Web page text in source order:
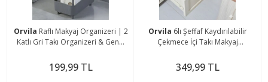
Orvila Raflı Makyaj Organizeri | 2
Katlı Gri Takı Organizeri & Genel
199,99 TL
Orvila 6lı Şeffaf Kaydırılabilir
Çekmece İçi Takı Makyaj
349,99 TL